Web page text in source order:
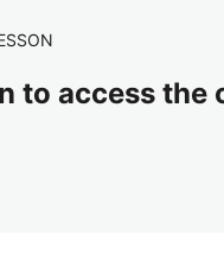
to access the